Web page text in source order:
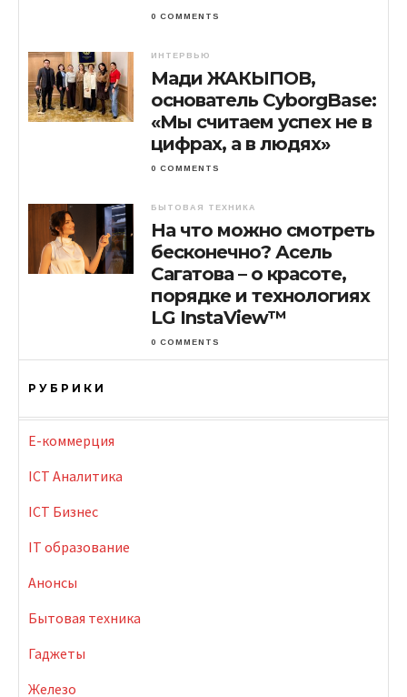
0 COMMENTS
ИНТЕРВЬЮ
Мади ЖАКЫПОВ,
основатель CyborgBase:
«Мы считаем успех не в
цифрах, а в людях»
0 COMMENTS
БЫТОВАЯ ТЕХНИКА
На что можно смотреть
бесконечно? Асель
Сагатова – о красоте,
порядке и технологиях
LG InstaView™
0 COMMENTS
РУБРИКИ
E-коммерция
ICT Аналитика
ICT Бизнес
IT образование
Анонсы
Бытовая техника
Гаджеты
Железо